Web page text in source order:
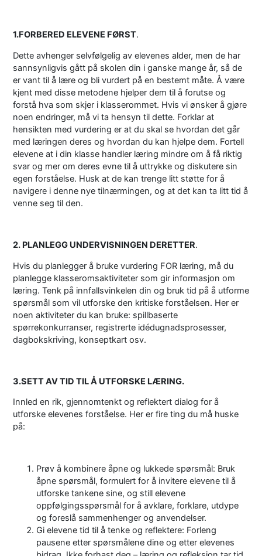
1.FORBERED ELEVENE FØRST.
Dette avhenger selvfølgelig av elevenes alder, men de har
sannsynligvis gått på skolen din i ganske mange år, så de
er vant til å lære og bli vurdert på en bestemt måte. Å være
kjent med disse metodene hjelper dem til å forutse og
forstå hva som skjer i klasserommet. Hvis vi ønsker å gjøre
noen endringer, må vi ta hensyn til dette. Forklar at
hensikten med vurdering er at du skal se hvordan det går
med læringen deres og hvordan du kan hjelpe dem. Fortell
elevene at i din klasse handler læring mindre om å få riktig
svar og mer om deres evne til å uttrykke og diskutere sin
egen forståelse. Husk at de kan trenge litt støtte for å
navigere i denne nye tilnærmingen, og at det kan ta litt tid å
venne seg til den.
2. PLANLEGG UNDERVISNINGEN DERETTER.
Hvis du planlegger å bruke vurdering FOR læring, må du
planlegge klasseromsaktiviteter som gir informasjon om
læring. Tenk på innfallsvinkelen din og bruk tid på å utforme
spørsmål som vil utforske den kritiske forståelsen. Her er
noen aktiviteter du kan bruke: spillbaserte
spørrekonkurranser, registrerte idédugnadsprosesser,
dagbokskriving, konseptkart osv.
3.SETT AV TID TIL Å UTFORSKE LÆRING.
Innled en rik, gjennomtenkt og reflektert dialog for å
utforske elevenes forståelse. Her er fire ting du må huske
på:
Prøv å kombinere åpne og lukkede spørsmål: Bruk
åpne spørsmål, formulert for å invitere elevene til å
utforske tankene sine, og still elevene
oppfølgingsspørsmål for å avklare, forklare, utdype
og foreslå sammenhenger og anvendelser.
Gi elevene tid til å tenke og reflektere: Forleng
pausene etter spørsmålene dine og etter elevenes